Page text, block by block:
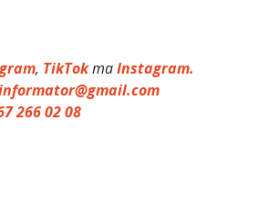
, TikTokтаInstagram.
266 02 08